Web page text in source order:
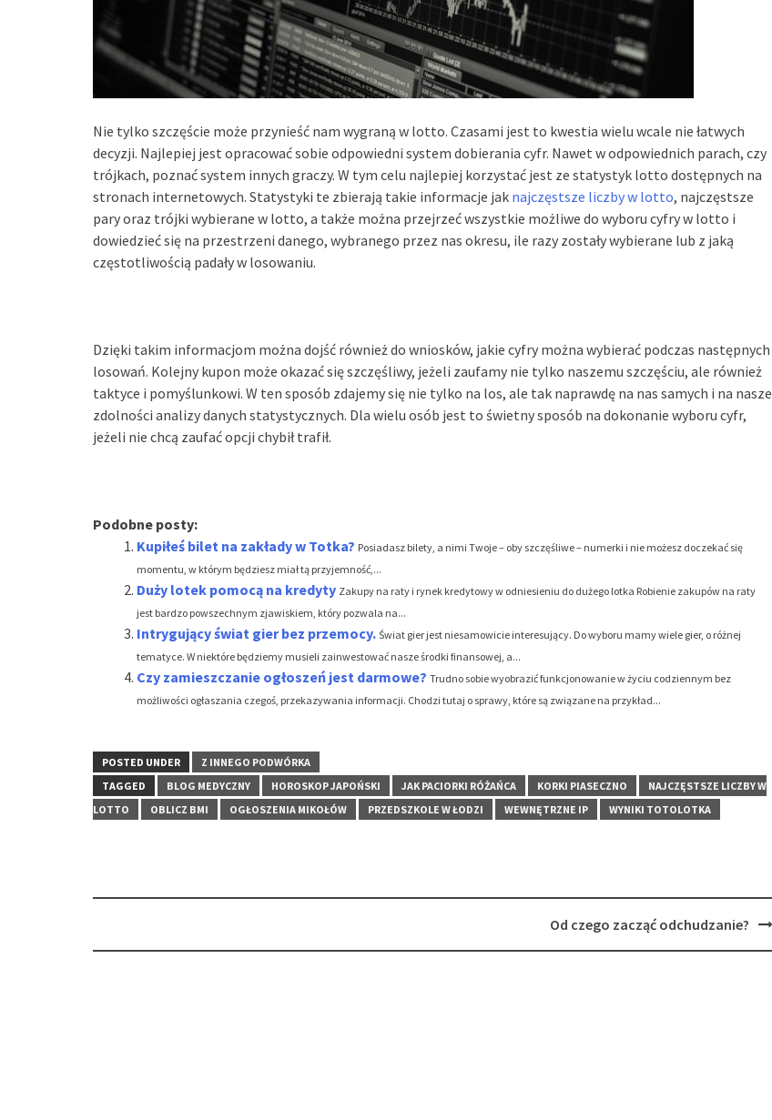
Nie tylko szczęście może przynieść nam wygraną w lotto. Czasami jest to kwestia wielu wcale nie łatwych
decyzji. Najlepiej jest opracować sobie odpowiedni system dobierania cyfr. Nawet w odpowiednich parach, czy
trójkach, poznać system innych graczy. W tym celu najlepiej korzystać jest ze statystyk lotto dostępnych na
stronach internetowych. Statystyki te zbierają takie informacje jak najczęstsze liczby w lotto, najczęstsze
pary oraz trójki wybierane w lotto, a także można przejrzeć wszystkie możliwe do wyboru cyfry w lotto i
dowiedzieć się na przestrzeni danego, wybranego przez nas okresu, ile razy zostały wybierane lub z jaką
częstotliwością padały w losowaniu.
Dzięki takim informacjom można dojść również do wniosków, jakie cyfry można wybierać podczas następnych
losowań. Kolejny kupon może okazać się szczęśliwy, jeżeli zaufamy nie tylko naszemu szczęściu, ale również
taktyce i pomyślunkowi. W ten sposób zdajemy się nie tylko na los, ale tak naprawdę na nas samych i na nasze
zdolności analizy danych statystycznych. Dla wielu osób jest to świetny sposób na dokonanie wyboru cyfr,
jeżeli nie chcą zaufać opcji chybił trafił.
Podobne posty:
Kupiłeś bilet na zakłady w Totka? Posiadasz bilety, a nimi Twoje – oby szczęśliwe – numerki i nie możesz doczekać się
momentu, w którym będziesz miał tą przyjemność,...
Duży lotek pomocą na kredyty Zakupy na raty i rynek kredytowy w odniesieniu do dużego lotka Robienie zakupów na raty
jest bardzo powszechnym zjawiskiem, który pozwala na...
Intrygujący świat gier bez przemocy. Świat gier jest niesamowicie interesujący. Do wyboru mamy wiele gier, o różnej
tematyce. W niektóre będziemy musieli zainwestować nasze środki finansowej, a...
Czy zamieszczanie ogłoszeń jest darmowe? Trudno sobie wyobrazić funkcjonowanie w życiu codziennym bez
możliwości ogłaszania czegoś, przekazywania informacji. Chodzi tutaj o sprawy, które są związane na przykład...
POSTED UNDER
Z INNEGO PODWÓRKA
TAGGED
BLOG MEDYCZNY HOROSKOP JAPOŃSKI JAK PACIORKI RÓŻAŃCA KORKI PIASECZNO
NAJCZĘSTSZE LICZBY W
LOTTO
OBLICZ BMI OGŁOSZENIA MIKOŁÓW PRZEDSZKOLE W ŁODZI WEWNĘTRZNE IP WYNIKI TOTOLOTKA
navigation
Od czego zacząć odchudzanie?